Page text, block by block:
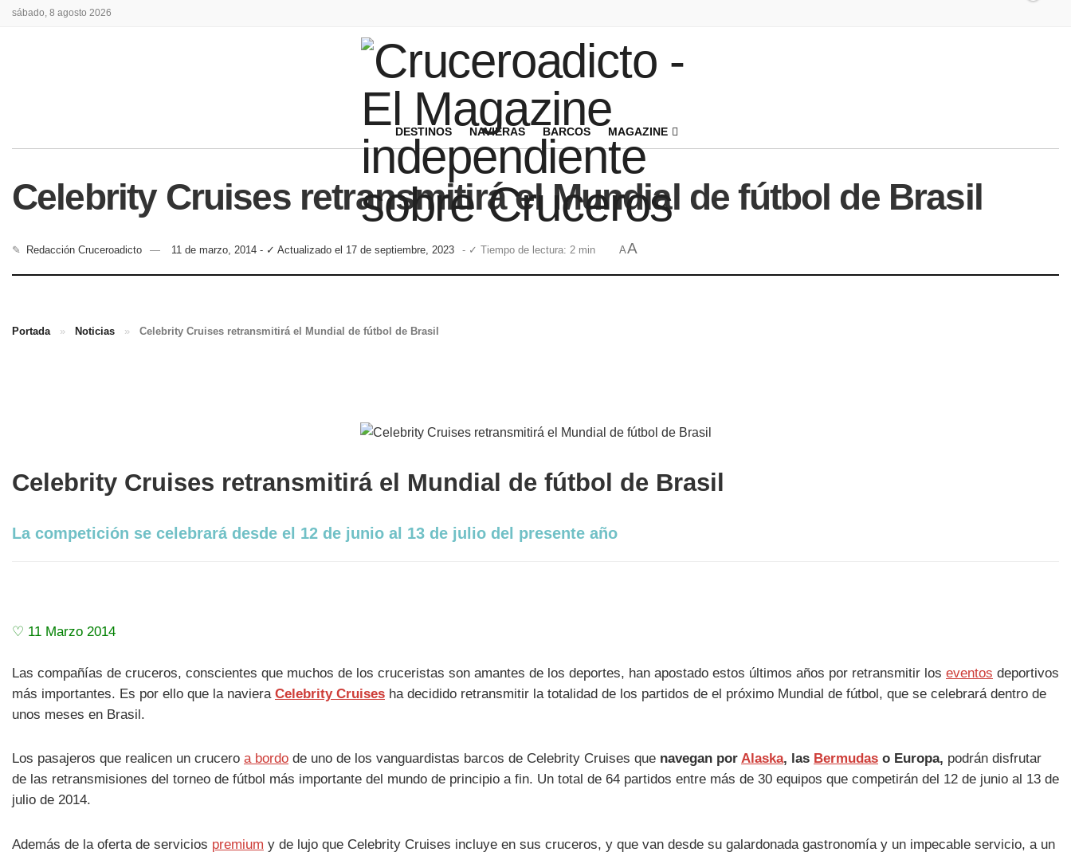
sábado, 8 agosto 2026
DESTINOS NAVIERAS BARCOS MAGAZINE
Celebrity Cruises retransmitirá el Mundial de fútbol de Brasil
✎ Redacción Cruceroadicto 11 de marzo, 2014 - ✓ Actualizado el 17 de septiembre, 2023 - ✓ Tiempo de lectura: 2 min AA
Portada » Noticias » Celebrity Cruises retransmitirá el Mundial de fútbol de Brasil
Celebrity Cruises retransmitirá el Mundial de fútbol de Brasil
La competición se celebrará desde el 12 de junio al 13 de julio del presente año
♡ 11 Marzo 2014
Las compañías de cruceros, conscientes que muchos de los cruceristas son amantes de los deportes, han apostado estos últimos años por retransmitir los eventos deportivos
más importantes. Es por ello que la naviera Celebrity Cruises ha decidido retransmitir la totalidad de los partidos de el próximo Mundial de fútbol, que se celebrará dentro de
unos meses en Brasil.
Los pasajeros que realicen un crucero a bordo de uno de los vanguardistas barcos de Celebrity Cruises que navegan por Alaska, las Bermudas o Europa, podrán disfrutar
de las retransmisiones del torneo de fútbol más importante del mundo de principio a fin. Un total de 64 partidos entre más de 30 equipos que competirán del 12 de junio al 13 de
julio de 2014.
Además de la oferta de servicios premium y de lujo que Celebrity Cruises incluye en sus cruceros, y que van desde su galardonada gastronomía y un impecable servicio, a un